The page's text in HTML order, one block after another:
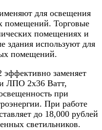
для освещения
помещений. Торговые
помещениях и
здания используют для
помещений.
заменяет
ЛПО 2х36 Ватт,
при
При работе
до 18,000 рублей
светильников.